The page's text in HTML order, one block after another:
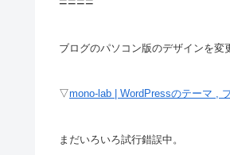
ブログのパソコン版のデザインを変
▽mono-lab | WordPressのテーマ ,
まだいろいろ試行錯誤中。